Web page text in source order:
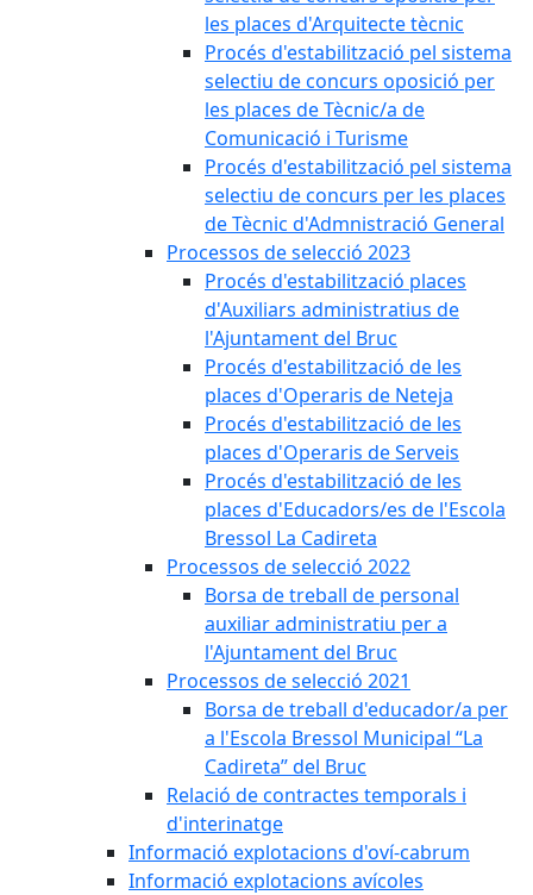
les places d'Arquitecte tècnic
Procés d'estabilització pel sistema
selectiu de concurs oposició per
les places de Tècnic/a de
Comunicació i Turisme
Procés d'estabilització pel sistema
selectiu de concurs per les places
de Tècnic d'Admnistració General
Processos de selecció 2023
Procés d'estabilització places
d'Auxiliars administratius de
l'Ajuntament del Bruc
Procés d'estabilització de les
places d'Operaris de Neteja
Procés d'estabilització de les
places d'Operaris de Serveis
Procés d'estabilització de les
places d'Educadors/es de l'Escola
Bressol La Cadireta
Processos de selecció 2022
Borsa de treball de personal
auxiliar administratiu per a
l'Ajuntament del Bruc
Processos de selecció 2021
Borsa de treball d'educador/a per
a l'Escola Bressol Municipal “La
Cadireta” del Bruc
Relació de contractes temporals i
d'interinatge
Informació explotacions d'oví-cabrum
Informació explotacions avícoles